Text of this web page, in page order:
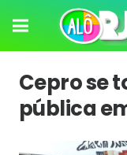
Cepro se
pública